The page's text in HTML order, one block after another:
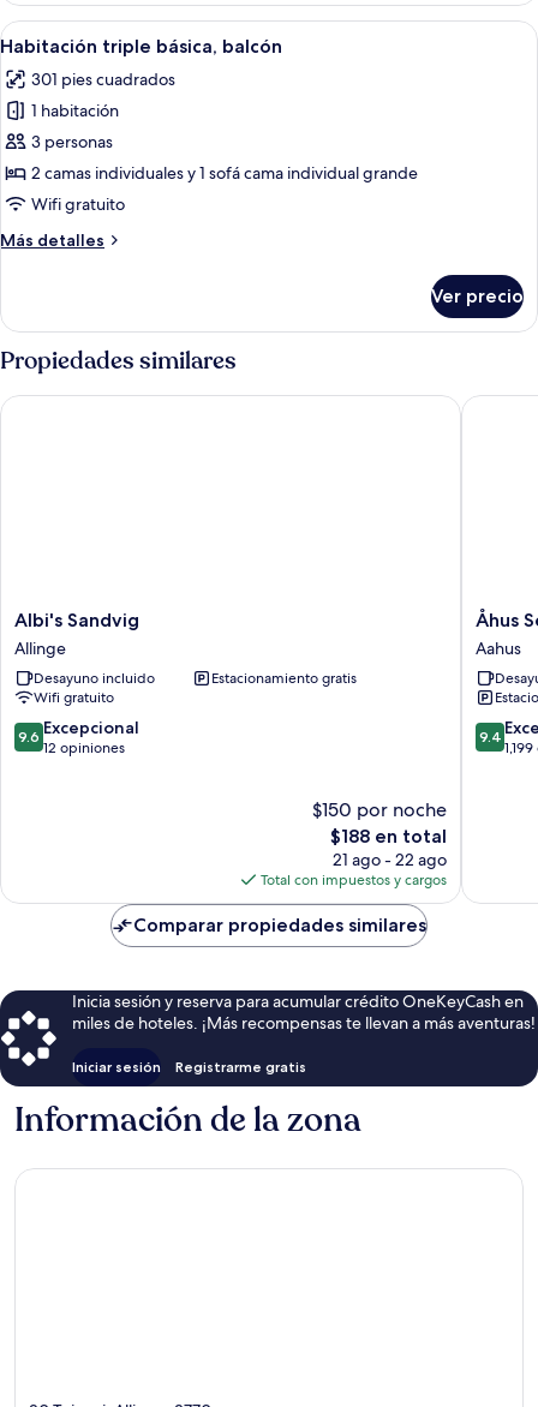
balcón,
vista
mar
Abrir
todas
las
fotos
de
Habitación
triple
balcón
Habitación de hotel moderna con
10
Habitación triple básica, balcón
301 pies cuadrados
1 habitación
3 personas
2 camas individuales y 1 sofá cama individual grande
Wifi gratuito
Más detalles
Más
triple
básica,
balcón
Ver precio
Propiedades similares
Albi's
Sandvig
Allinge
Albi's Sandvig
Allinge
Desayuno incluido
Estacionamiento gratis
Wifi gratuito
9.6
de
9.6 Excepcional
12 opiniones
$150 por noche
El
precio
actual
es
de
$188
$188 en total
21 ago - 22 ago
Total con impuestos y cargos
Albi's Sandvig
Åhus
Seaside
Aahus
Åhus
Aahus
9.4
de
9.4
Åhus
Comparar propiedades similares
Inicia sesión y reserva para acumular crédito OneKeyCash en
miles de hoteles. ¡Más recompensas te llevan a más aventuras!
Iniciar sesión Registrarme gratis
Información de la zona